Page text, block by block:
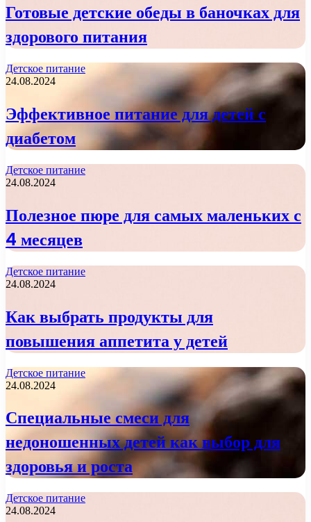
Готовые детские обеды в баночках для
здорового питания
Детское питание
24.08.2024
Эффективное питание для детей с
диабетом
Детское питание
24.08.2024
Полезное пюре для самых маленьких с
4 месяцев
Детское питание
24.08.2024
Как выбрать продукты для
повышения аппетита у детей
Детское питание
24.08.2024
Специальные смеси для
недоношенных детей как выбор для
здоровья и роста
Детское питание
24.08.2024